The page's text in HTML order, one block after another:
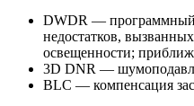
DWDR — программный
недостатков,
освещенности;
3D DNR —
BLC — компенсация